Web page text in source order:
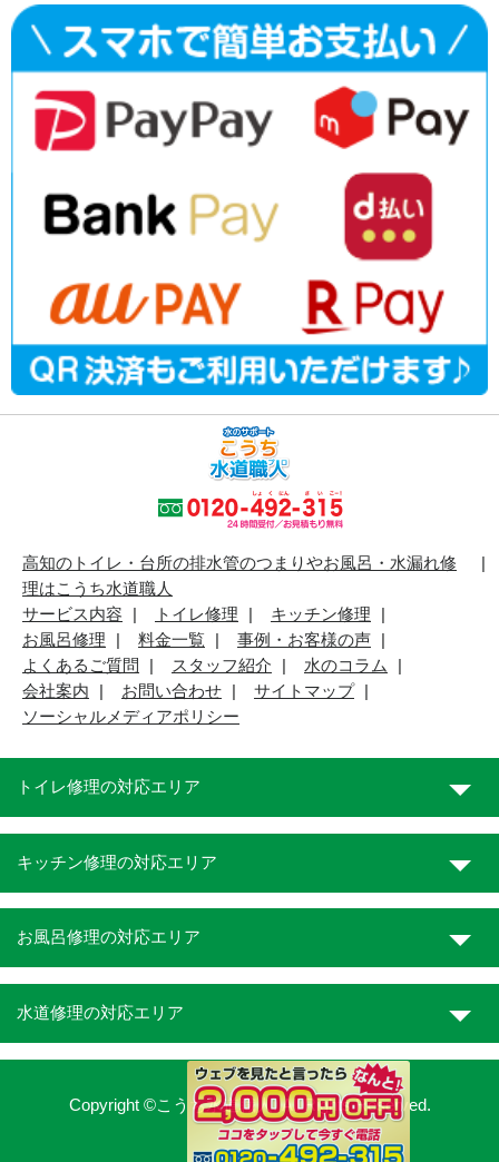
高知のトイレ・台所の排水管のつまりやお風呂・水漏れ修
理はこうち水道職人
サービス内容
トイレ修理
キッチン修理
お風呂修理
料金一覧
事例・お客様の声
よくあるご質問
スタッフ紹介
水のコラム
会社案内
お問い合わせ
サイトマップ
ソーシャルメディアポリシー
トイレ修理の対応エリア
キッチン修理の対応エリア
お風呂修理の対応エリア
水道修理の対応エリア
Copyright ©こうち水道職人. All Rights Reserved.